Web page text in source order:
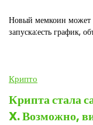
Новый мемкоин может
запуска:есть график,
Крипто
Крипта стала
X. Возможно,